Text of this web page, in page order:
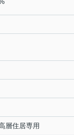
層住居専用